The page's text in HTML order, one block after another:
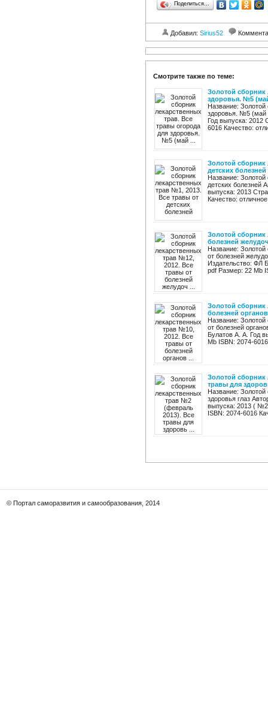
Поделиться…
Добавил: Sirius52
Смотрите также по теме:
Золотой сборник
здоровья. №5
Название: Золотой
здоровья. №5 (май
Год выпуска: 2012
6016 Качество:
Золотой сборник
детских болезней
Название:
детских болезней
выпуска: 2013
Качество:
Золотой сборник
болезней
Название:
от болезней
Издательство: ФЛ
pdf Размер: 22 Mb
Золотой сборник
болезней
Название:
от болезней
Булатов А. А. Год
Mb ISBN: 2074-
Золотой сборник
травы для
Название:
здоровья глаз
выпуска: 2013 (
ISBN: 2074-6016
© Портал саморазвития и самообразования, 2014